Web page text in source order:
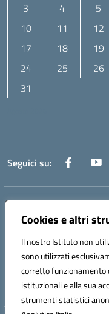
Cookies e altri
Il nostro Istituto non
sono utilizzati
corretto funzionamento
istituzionali e alla sua
strumenti statistici
3
4 5
10
11 12
17
18 19
24
25 26
31
Seguici su:
Indirizzo:Via Canale 1,
Centralino:071 204723
Codice fiscale:
Codice meccanografico:
Codice unico di fatturazione